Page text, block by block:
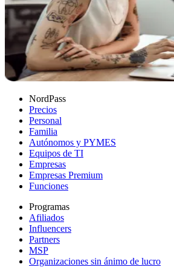
NordPass
Precios
Personal
Familia
Autónomos y PYMES
Equipos de TI
Empresas
Empresas Premium
Funciones
Programas
Afiliados
Influencers
Partners
MSP
Organizaciones sin ánimo de lucro